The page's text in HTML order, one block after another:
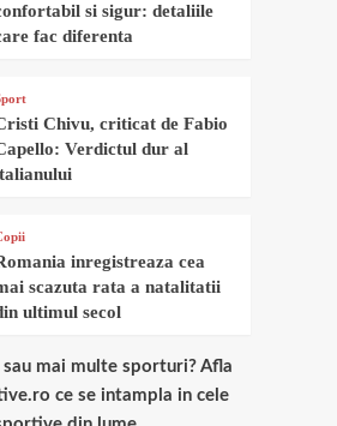
si sigur: detaliile
fac diferenta
Chivu, criticat de Fabio
Verdictul dur al
inregistreaza cea
scazuta rata a natalitatii
ultimul secol
mai multe sporturi? Afla
ce se intampla in cele